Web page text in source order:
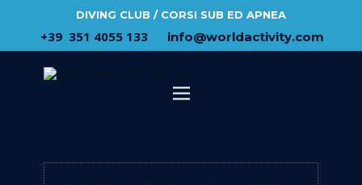
DIVING CLUB / CORSI SUB ED APNEA
​+39 ​ ​351 4055 133 ​info@​worldactivity.com